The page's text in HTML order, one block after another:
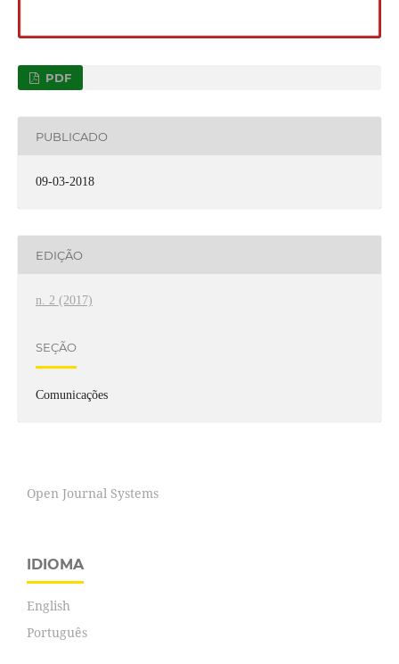
PDF
PUBLICADO
09-03-2018
EDIÇÃO
n. 2 (2017)
SEÇÃO
Comunicações
Open Journal Systems
IDIOMA
English
Português